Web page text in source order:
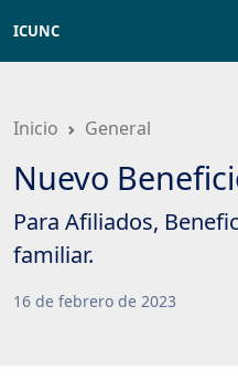
contenido
ICUNC
Inicio General
Nuevo
Para Afiliados,
familiar.
16 de febrero de 2023